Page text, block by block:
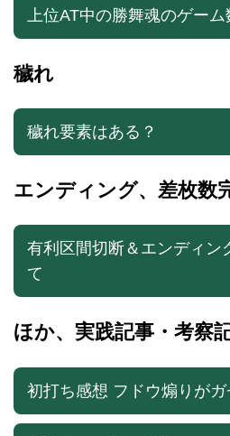
上位AT中の勝舞魂のゲー
穢れ
穢れ要素はある？
エンディング、差枚数
有利区間切断＆エンディン
て
ほか、実践記事・考察
初打ち感想 フドウ煽りが